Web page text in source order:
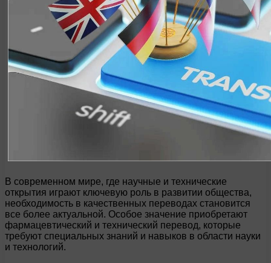
В современном мире, где научные и технические
открытия играют ключевую роль в развитии общества,
необходимость в качественных переводах становится
все более актуальной. Особое значение приобретают
фармацевтический и технический перевод, которые
требуют специальных знаний и навыков в области науки
и технологий.